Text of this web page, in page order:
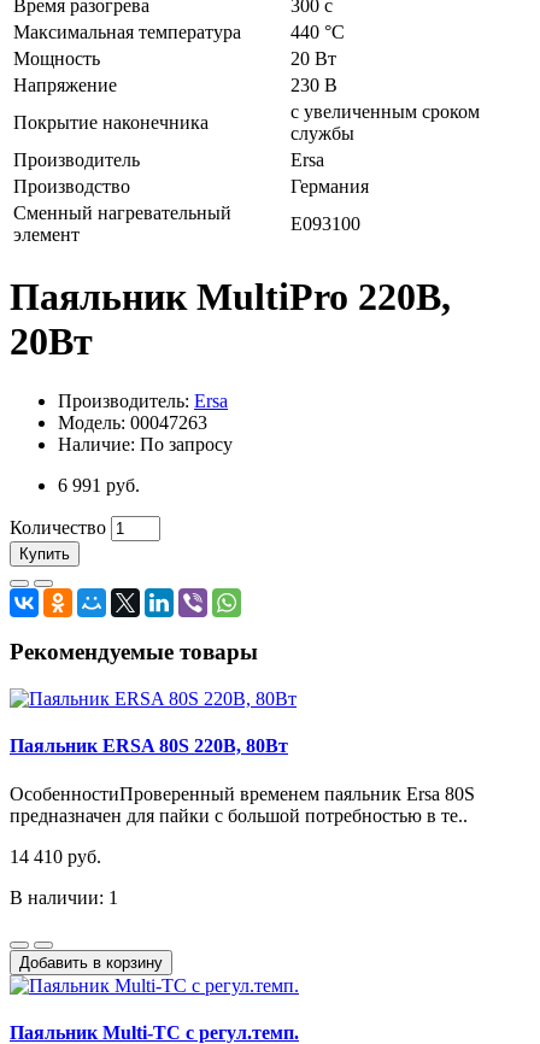
Время разогрева
300 с
Максимальная температура
440 °C
Мощность
20 Вт
Напряжение
230 В
Покрытие наконечника
с увеличенным сроком
службы
Производитель
Ersa
Производство
Германия
Сменный нагревательный
элемент
E093100
Паяльник MultiPro 220В,
20Bт
Производитель: Ersa
Модель: 00047263
Наличие: По запросу
6 991 руб.
Количество
Купить
Рекомендуемые товары
Паяльник ERSA 80S 220В, 80Вт
ОсобенностиПроверенный временем паяльник Ersa 80S
предназначен для пайки с большой потребностью в те..
14 410 руб.
В наличии: 1
Добавить в корзину
Паяльник Multi-TC с регул.темп.